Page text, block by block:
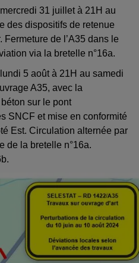
31 juillet à 21H au
des dispositifs de retenue
de l’A35 dans le
via la bretelle n°16a.
5 août à 21H au samedi
A35, avec la
sur le pont
SNCF et mise en conformité
Est. Circulation alternée par
de la bretelle n°16a.